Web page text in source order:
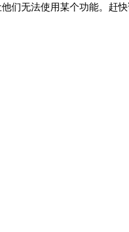
们无法使用某个功能。赶快